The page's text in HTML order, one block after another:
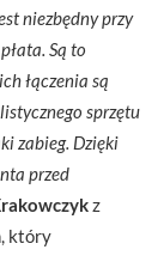
niezbędny przy
Są to
łączenia są
sprzętu
zabieg. Dzięki
przed
z
który